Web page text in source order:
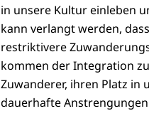
in unsere Kultur einleben
kann verlangt werden,
restriktivere
kommen der Integration
Zuwanderer, ihren Platz
dauerhafte